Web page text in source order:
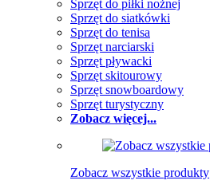
Sprzęt do piłki nożnej
Sprzęt do siatkówki
Sprzęt do tenisa
Sprzęt narciarski
Sprzęt pływacki
Sprzęt skitourowy
Sprzęt snowboardowy
Sprzęt turystyczny
Zobacz więcej...
Zobacz wszystkie produkty